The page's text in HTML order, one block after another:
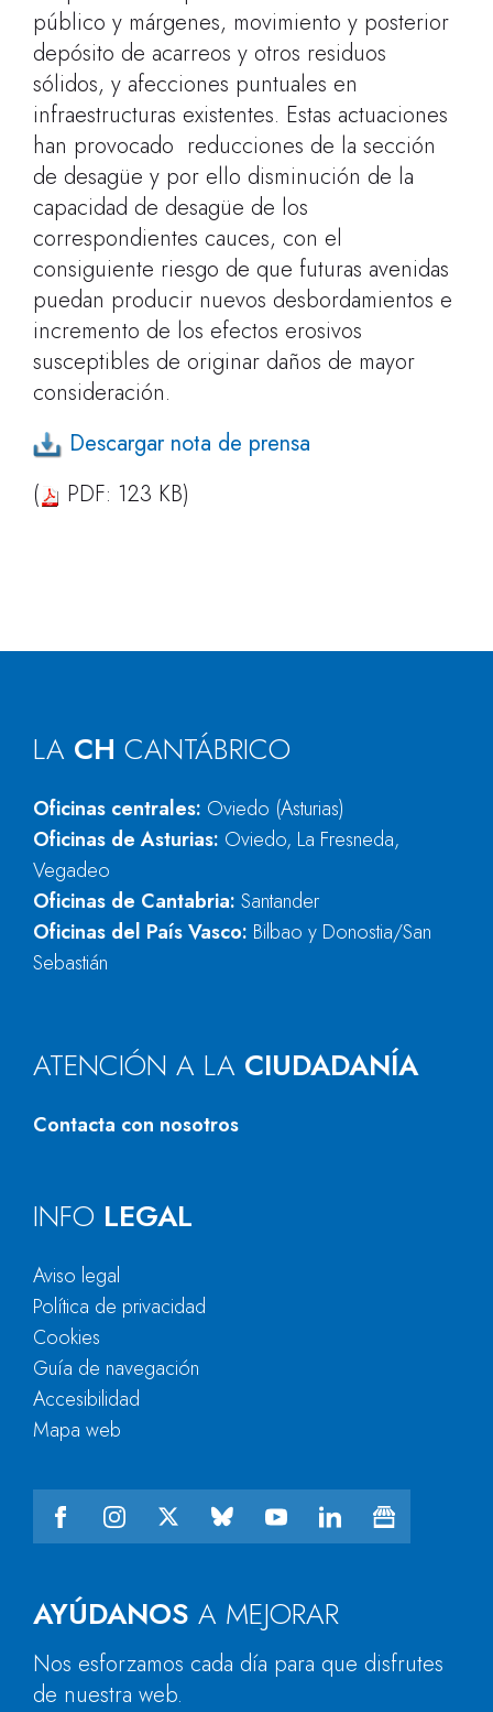
público y márgenes, movimiento y posterior
depósito de acarreos y otros residuos
sólidos, y afecciones puntuales en
infraestructuras existentes. Estas actuaciones
han provocado reducciones de la sección
de desagüe y por ello disminución de la
capacidad de desagüe de los
correspondientes cauces, con el
consiguiente riesgo de que futuras avenidas
puedan producir nuevos desbordamientos e
incremento de los efectos erosivos
susceptibles de originar daños de mayor
consideración.
Descargar nota de prensa
(
PDF: 123 KB)
LA CH CANTÁBRICO
Oficinas centrales: Oviedo (Asturias)
Oficinas de Asturias: Oviedo, La Fresneda,
Vegadeo
Oficinas de Cantabria: Santander
Oficinas del País Vasco: Bilbao y Donostia/San
Sebastián
ATENCIÓN A LA CIUDADANÍA
Contacta con nosotros
AYÚDANOS A MEJORAR
Nos esforzamos cada día para que disfrutes
de nuestra web.
INFO LEGAL
Aviso legal
Política de privacidad
Cookies
Guía de navegación
Accesibilidad
Mapa web